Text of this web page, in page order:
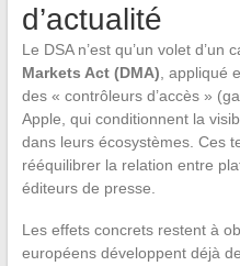
d’actualité
Le DSA n’est qu’un volet d’un
Markets Act (DMA), appliqué
des « contrôleurs d’accès »
Apple, qui conditionnent la
dans leurs écosystèmes. Ces
rééquilibrer la relation entre
éditeurs de presse.
Les effets concrets restent à
européens développent déjà